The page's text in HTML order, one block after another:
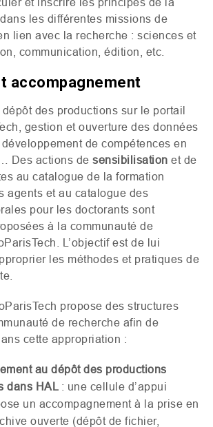
les différentes missions de
lien avec la recherche : sciences et
communication, édition, etc.
accompagnement
des productions sur le portail
gestion et ouverture des données
de compétences en
Des actions de sensibilisation et de
au catalogue de la formation
agents et au catalogue des
pour les doctorants sont
à la communauté de
L’objectif est de lui
les méthodes et pratiques de
propose des structures
de recherche afin de
cette appropriation :
au dépôt des productions
dans HAL : une cellule d’appui
un accompagnement à la prise en
ouverte (dépôt de fichier,